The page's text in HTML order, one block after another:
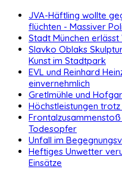
JVA-Häftling wollte
flüchten - Massiver
Stadt München
Slavko Oblaks
Kunst im Stadtpark
EVL und Reinhard
einvernehmlich
Gretlmühle und
Höchstleistungen
Todesopfer
Unfall im
Heftiges Unwetter
Einsätze